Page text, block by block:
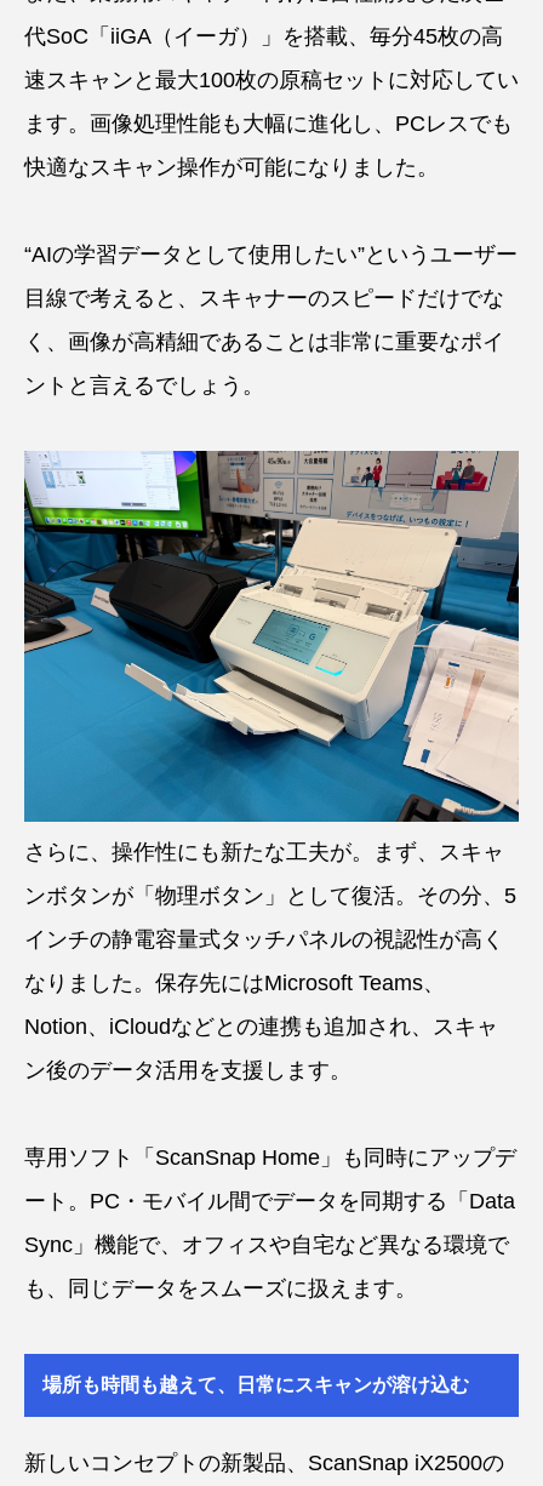
代SoC「iiGA（イーガ）」を搭載、毎分45枚の高
速スキャンと最大100枚の原稿セットに対応してい
ます。画像処理性能も大幅に進化し、PCレスでも
快適なスキャン操作が可能になりました。
“AIの学習データとして使用したい”というユーザー
目線で考えると、スキャナーのスピードだけでな
く、画像が高精細であることは非常に重要なポイ
ントと言えるでしょう。
さらに、操作性にも新たな工夫が。まず、スキャ
ンボタンが「物理ボタン」として復活。その分、5
インチの静電容量式タッチパネルの視認性が高く
なりました。保存先にはMicrosoft Teams、
Notion、iCloudなどとの連携も追加され、スキャ
ン後のデータ活用を支援します。
専用ソフト「ScanSnap Home」も同時にアップデ
ート。PC・モバイル間でデータを同期する「Data
Sync」機能で、オフィスや自宅など異なる環境で
も、同じデータをスムーズに扱えます。
場所も時間も越えて、日常にスキャンが溶け込む
新しいコンセプトの新製品、ScanSnap iX2500の